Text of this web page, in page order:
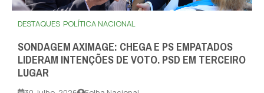
DESTAQUES POLÍTICA NACIONAL
SONDAGEM AXIMAGE: CHEGA E PS EMPATADOS
LIDERAM INTENÇÕES DE VOTO. PSD EM TERCEIRO
LUGAR